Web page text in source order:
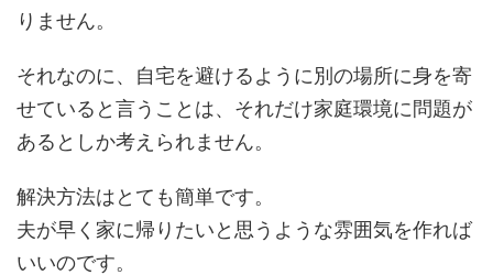
りません。
それなのに、自宅を避けるように別の場所に身を寄
せていると言うことは、それだけ家庭環境に問題が
あるとしか考えられません。
解決方法はとても簡単です。
夫が早く家に帰りたいと思うような雰囲気を作れば
いいのです。